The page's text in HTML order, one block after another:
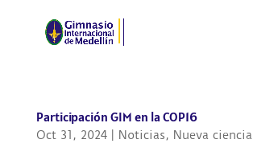
Participación GIM en la COP16
Oct 31, 2024| Noticias, Nueva ciencia